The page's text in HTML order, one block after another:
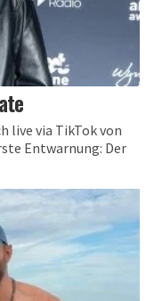
live via TikTok von
Entwarnung: Der